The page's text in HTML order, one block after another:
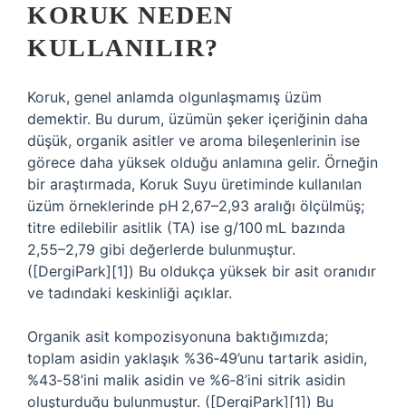
KORUK NEDEN
KULLANILIR?
Koruk, genel anlamda olgunlaşmamış üzüm
demektir. Bu durum, üzümün şeker içeriğinin daha
düşük, organik asitler ve aroma bileşenlerinin ise
görece daha yüksek olduğu anlamına gelir. Örneğin
bir araştırmada, Koruk Suyu üretiminde kullanılan
üzüm örneklerinde pH 2,67–2,93 aralığı ölçülmüş;
titre edilebilir asitlik (TA) ise g/100 mL bazında
2,55–2,79 gibi değerlerde bulunmuştur.
([DergiPark][1]) Bu oldukça yüksek bir asit oranıdır
ve tadındaki keskinliği açıklar.
Organik asit kompozisyonuna baktığımızda;
toplam asidin yaklaşık %36‑49’unu tartarik asidin,
%43‑58’ini malik asidin ve %6‑8’ini sitrik asidin
oluşturduğu bulunmuştur. ([DergiPark][1]) Bu